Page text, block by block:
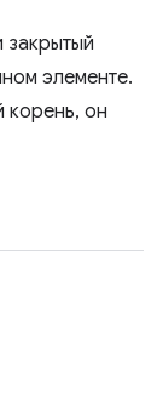
закрытый
элементе.
корень, он